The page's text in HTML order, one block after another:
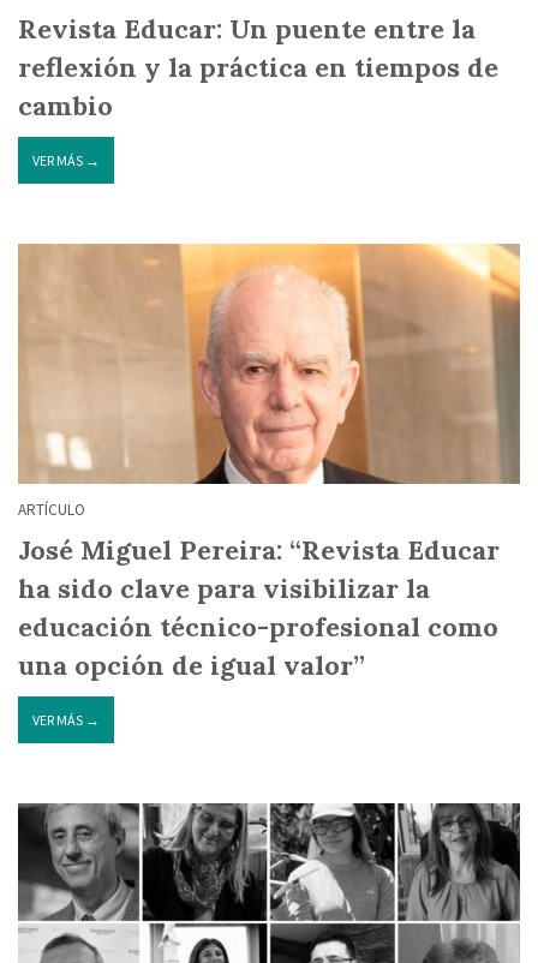
Revista Educar: Un puente entre la
reflexión y la práctica en tiempos de
cambio
VER MÁS →
ARTÍCULO
José Miguel Pereira: “Revista Educar
ha sido clave para visibilizar la
educación técnico-profesional como
una opción de igual valor”
VER MÁS →